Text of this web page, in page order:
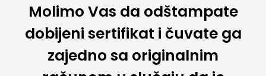
Molimo Vas da odštampate
dobijeni sertifikat i čuvate ga
zajedno sa originalnim